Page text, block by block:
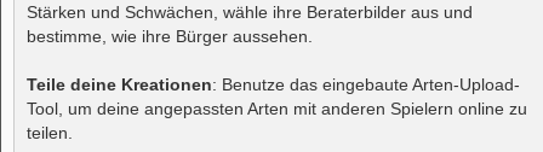
Stärken und Schwächen, wähle ihre Beraterbilder aus und
bestimme, wie ihre Bürger aussehen.
Teile deine Kreationen: Benutze das eingebaute Arten-Upload-
Tool, um deine angepassten Arten mit anderen Spielern online zu
teilen.